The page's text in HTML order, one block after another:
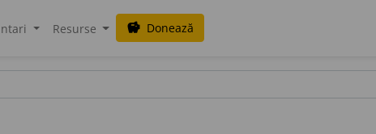
Resurse savings Donează